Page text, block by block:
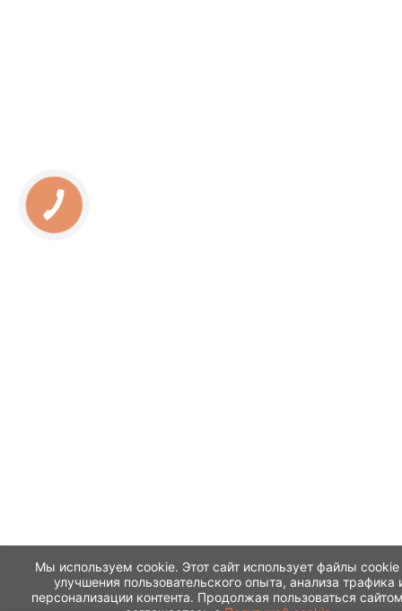
Мы используем cookie. Этот сайт использует файлы cookie
улучшения пользовательского опыта, анализа трафика
персонализации контента. Продолжая пользоваться